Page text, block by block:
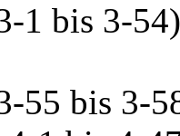
1 bis 3-54)
55 bis 3-